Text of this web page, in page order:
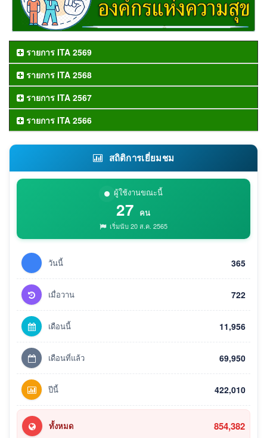
รายการ ITA 2569
รายการ ITA 2568
รายการ ITA 2567
รายการ ITA 2566
สถิติการเยี่ยมชม
ผู้ใช้งานขณะนี้
27 คน
เริ่มนับ 20 ส.ค. 2565
วันนี้ 365
เมื่อวาน 722
เดือนนี้ 11,956
เดือนที่แล้ว 69,950
ปีนี้ 422,010
ทั้งหมด 854,382